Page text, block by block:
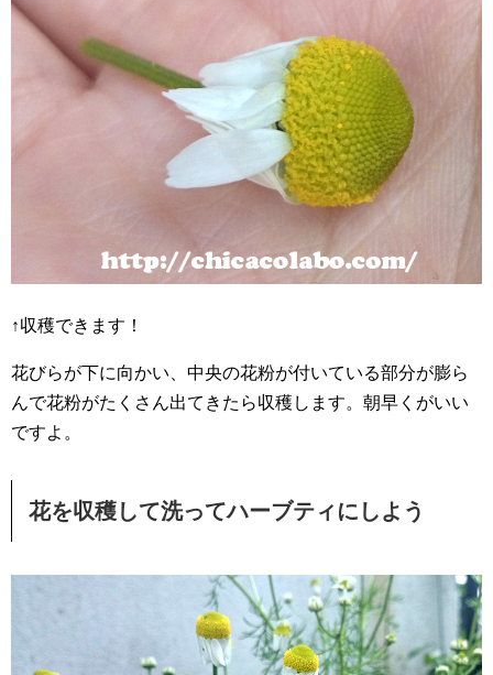
↑収穫できます！
花びらが下に向かい、中央の花粉が付いている部分が膨ら
んで花粉がたくさん出てきたら収穫します。朝早くがいい
ですよ。
花を収穫して洗ってハーブティにしよう